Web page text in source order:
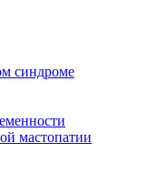
синдроме
мастопатии